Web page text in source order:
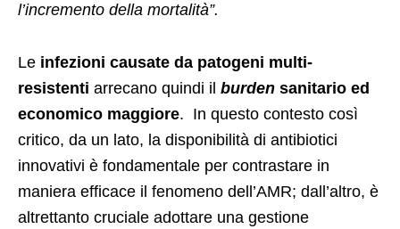
l’incremento della mortalità”.
Le infezioni causate da patogeni multi-
resistenti arrecano quindi il burden sanitario ed
economico maggiore. In questo contesto così
critico, da un lato, la disponibilità di antibiotici
innovativi è fondamentale per contrastare in
maniera efficace il fenomeno dell’AMR; dall’altro, è
altrettanto cruciale adottare una gestione